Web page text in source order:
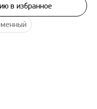
в избранное